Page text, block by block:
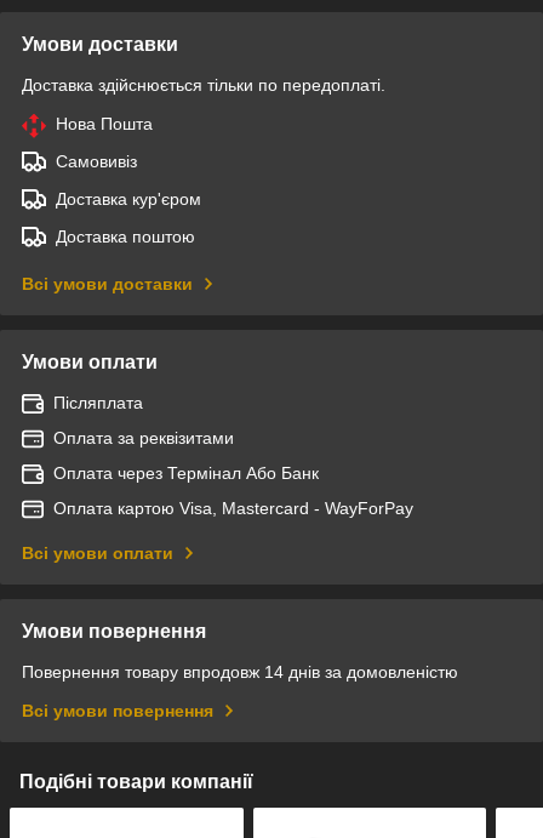
Умови доставки
Доставка здійснюється тільки по передоплаті.
Нова Пошта
Самовивіз
Доставка кур'єром
Доставка поштою
Всі умови доставки
Умови оплати
Післяплата
Оплата за реквізитами
Оплата через Термінал Або Банк
Оплата картою Visa, Mastercard - WayForPay
Всі умови оплати
Умови повернення
Повернення товару впродовж 14 днів за домовленістю
Всі умови повернення
Подібні товари компанії